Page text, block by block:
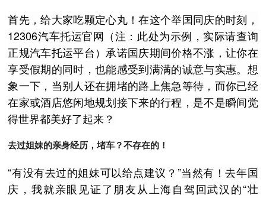
首先，给大家吃颗定心丸！在这个举国同庆的时刻，
12306汽车托运官网（注：此处为示例，实际请查询
正规汽车托运平台）承诺国庆期间价格不涨，让你在
享受假期的同时，也能感受到满满的诚意与实惠。想
象一下，当别人还在拥堵的路上焦急等待，而你已经
在家或酒店悠闲地规划接下来的行程，是不是瞬间觉
得世界都美好了起来？
去过姐妹的亲身经历，堵车？不存在的！
“有没有去过的姐妹可以给点建议？”当然有！去年国
庆，我就亲眼见证了朋友从上海自驾回武汉的“壮